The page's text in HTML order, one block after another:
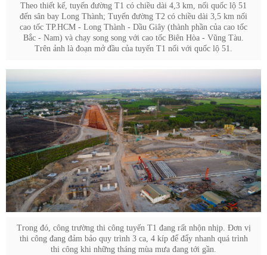
Theo thiết kế, tuyến đường T1 có chiều dài 4,3 km, nối quốc lộ 51
đến sân bay Long Thành; Tuyến đường T2 có chiều dài 3,5 km nối
cao tốc TP.HCM - Long Thành - Dầu Giây (thành phần của cao tốc
Bắc - Nam) và chạy song song với cao tốc Biên Hòa - Vũng Tàu.
Trên ảnh là đoạn mở đầu của tuyến T1 nối với quốc lộ 51.
Trong đó, công trường thi công tuyến T1 đang rất nhộn nhịp. Đơn vị
thi công đang đảm bảo quy trình 3 ca, 4 kíp để đẩy nhanh quá trình
thi công khi những tháng mùa mưa đang tới gần.